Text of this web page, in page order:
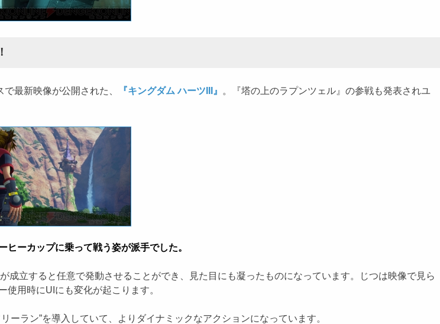
最新映像が公開された、 『キングダム ハーツIII』
。『塔の上のラプンツェル』の参戦も発表されユ
ーカップに乗って戦う姿が派手でした。
立すると任意で発動させることができ、見た目にも凝ったものになっています。じつは映像で見ら
用時にUIにも変化が起こります。
ラン”を導入していて、よりダイナミックなアクションになっています。